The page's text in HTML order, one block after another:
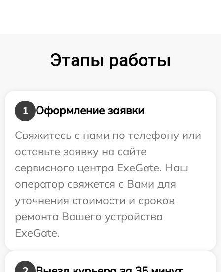
Этапы работы
1
Оформление заявки
Свяжитесь с нами по телефону или
оставьте заявку на сайте
сервисного центра ExeGate. Наш
оператор свяжется с Вами для
уточнения стоимости и сроков
ремонта Вашего устройства
ExeGate.